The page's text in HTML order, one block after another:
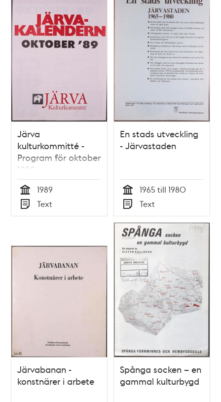
Järva
kulturkommitté -
Program för oktober
1989
Tid
1989
Typ
Text
En stads utveckling
- Järvastaden
Tid
1965 till 1980
Typ
Text
Järvabanan -
konstnärer i arbete
Spånga socken – en
gammal kulturbygd